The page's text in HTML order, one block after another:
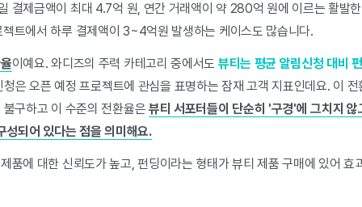
결제금액이 최대 4.7억 원, 연간 거래액이 약 280억 원에 이르는 활발
트에서 하루 결제액이 3~4억원 발생하는 케이스도 많습니다.
이예요. 와디즈의 주력 카테고리 중에서도 뷰티는 평균 알림신청 대비
은 오픈 예정 프로젝트에 관심을 표명하는 잠재 고객 지표인데요. 이
구하고 이 수준의 전환율은 뷰티 서포터들이 단순히 '구경'에 그치지
성되어 있다는 점을 의미해요.
품에 대한 신뢰도가 높고, 펀딩이라는 형태가 뷰티 제품 구매에 있어 효